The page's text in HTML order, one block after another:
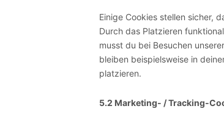
Einige Cookies stellen sicher,
Durch das Platzieren
musst du bei Besuchen
bleiben beispielsweise in
platzieren.
5.2 Marketing- / Tracking-